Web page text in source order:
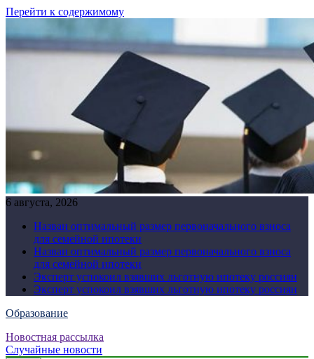
Перейти к содержимому
6 августа, 2026
Назван оптимальный размер первоначального взноса
для семейной ипотеки
Назван оптимальный размер первоначального взноса
для семейной ипотеки
Эксперт успокоил взявших льготную ипотеку россиян
Эксперт успокоил взявших льготную ипотеку россиян
Образование
Новостная рассылка
Случайные новости